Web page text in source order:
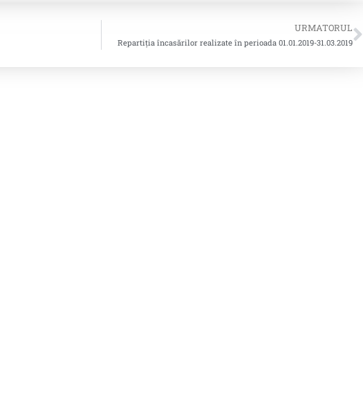
URMATORUL
Repartiția încasărilor realizate în perioada 01.01.2019-31.03.2019